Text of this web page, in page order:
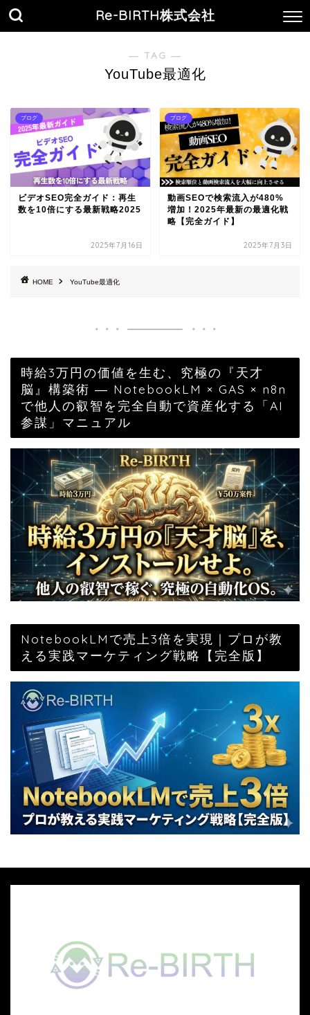
Re-BIRTH株式会社
― TAG ―
YouTube最適化
ブログ
ビデオSEO完全ガイド：再生
数を10倍にする最新戦略2025
2025年7月16日
ブログ
動画SEOで検索流入が480%
増加！2025年最新の最適化戦
略【完全ガイド】
2025年7月3日
HOME YouTube最適化
時給3万円の価値を生む、究極の『天才
脳』構築術 ― NotebookLM × GAS × n8n
で他人の叡智を完全自動で資産化する「AI
参謀」マニュアル
NotebookLMで売上3倍を実現｜プロが教
える実践マーケティング戦略【完全版】